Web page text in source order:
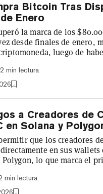
Bitcoin Tras
Enero
la marca de los
desde finales de enero,
luego de
la empresa que
moneda. Bitcoin tocó un
2 min lectura
a Creadores de
en Solana y
que los creadores
en sus
lo que marca el
cripto es compatible con
Stripe como proveedor de
min lectura